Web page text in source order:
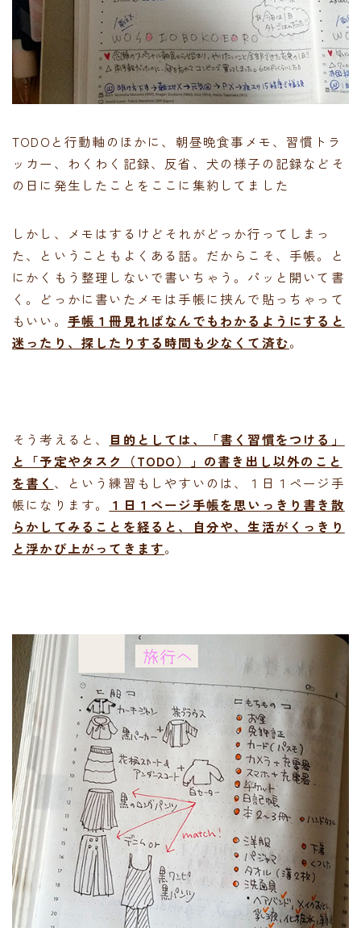
TODOと行動軸のほかに、朝昼晩食事メモ、習慣トラ
ッカー、わくわく記録、反省、犬の様子の記録などそ
の日に発生したことをここに集約してました
しかし、メモはするけどそれがどっか行ってしまっ
た、ということもよくある話。だからこそ、手帳。と
にかくもう整理しないで書いちゃう。パッと開いて書
く。どっかに書いたメモは手帳に挟んで貼っちゃって
もいい。 手帳１冊見ればなんでもわかるようにすると
迷ったり、探したりする時間も少なくて済む。
そう考えると、
目的としては、「書く習慣をつける」
と「予定やタスク（TODO）」の書き出し以外のこと
を書く 、という練習もしやすいのは、１日１ページ手
帳になります。
１日１ページ手帳を思いっきり書き散
らかしてみることを経ると、自分や、生活がくっきり
と浮かび上がってきます。